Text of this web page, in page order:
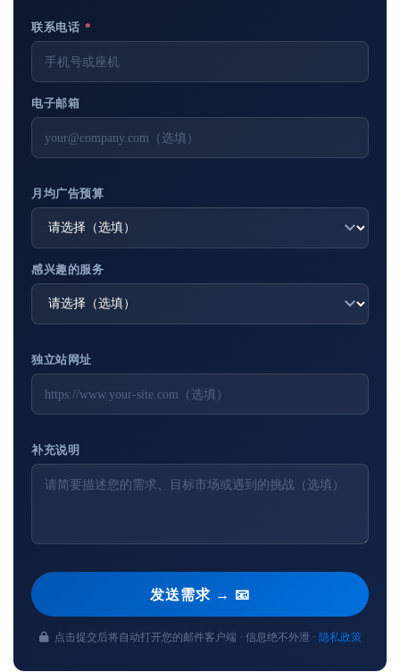
联系电话 *
电子邮箱
月均广告预算
感兴趣的服务
独立站网址
补充说明
发送需求 → 📧
点击提交后将自动打开您的邮件客户端 · 信息绝不外泄 · 隐私政策